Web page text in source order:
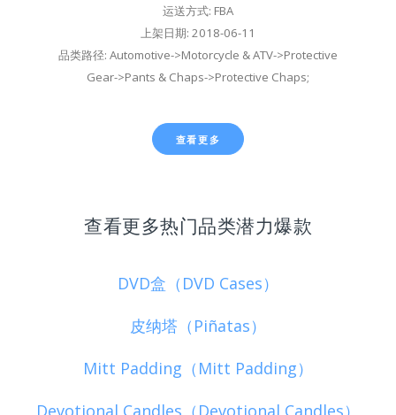
运送方式: FBA
上架日期: 2018-06-11
品类路径: Automotive->Motorcycle & ATV->Protective
Gear->Pants & Chaps->Protective Chaps;
查看更多
查看更多热门品类潜力爆款
DVD盒（DVD Cases）
皮纳塔（Piñatas）
Mitt Padding（Mitt Padding）
Devotional Candles（Devotional Candles）